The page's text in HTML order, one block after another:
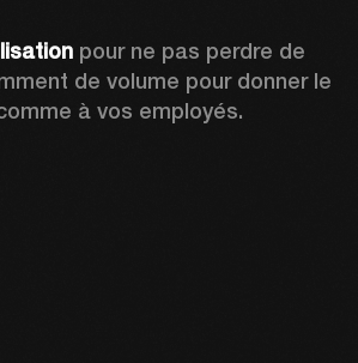
pour ne pas perdre de
de volume pour donner le
à vos employés.